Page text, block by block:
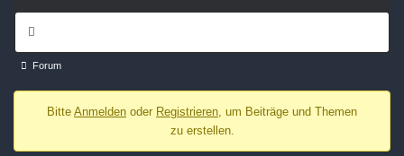
Navigation
Forum-
Forum
Bitte Anmelden oder Registrieren, um Beiträge und Themen
zu erstellen.